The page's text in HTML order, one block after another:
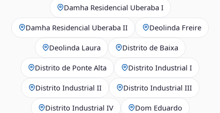
Damha Residencial Uberaba I
Damha Residencial Uberaba II Deolinda Freire
Deolinda Laura Distrito de Baixa
Distrito de Ponte Alta Distrito Industrial I
Distrito Industrial II Distrito Industrial III
Distrito Industrial IV Dom Eduardo